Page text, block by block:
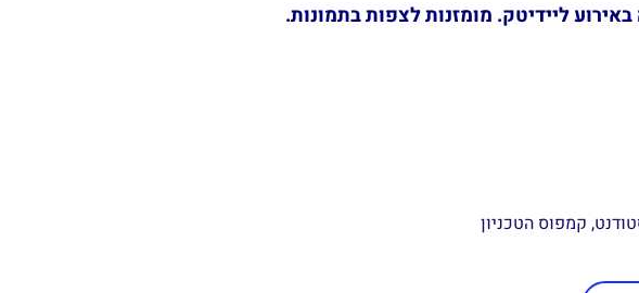
ליידיטק. מומזנות לצפות בתמונות.
קמפוס הטכניון